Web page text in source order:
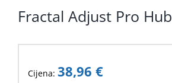
Fractal Adjust Pro Hub
Cijena: 38,96 €